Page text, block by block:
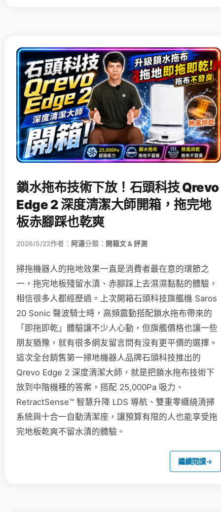
鎖水拖布技術下放！石頭科技 Qrevo
Edge 2 深度清潔大師開箱，拖完地
板赤腳踩也乾爽
2026/5/22作者： 阿湯分類： 開箱文 & 評測
掃拖機器人的拖地效果一直是消費者最在意的環節之
一，拖完地板殘留水漬、赤腳踩上去濕濕黏黏的體驗，
相信很多人都經歷過。上次開箱石頭科技旗艦機 Saros
20 Sonic 聲波騎士時，高頻震動搭配鎖水拖布帶來的
「即拖即乾」體驗讓不少人心動，但旗艦價格也讓一些
朋友猶豫，就有很多網友留言問有沒有更平價的選擇。
這次全台銷售第一掃地機器人品牌石頭科技推出的
Qrevo Edge 2 深度清潔大師，就是把鎖水拖布技術下
放到中階機種的答案，搭配 25,000Pa 吸力、
RetractSense™ 智慧升降 LDS 導航、雙重零纏繞清掃
系統與十合一自動清潔座，讓預算有限的人也能享受拖
完地板乾爽不留水漬的體驗。
繼續閱讀→